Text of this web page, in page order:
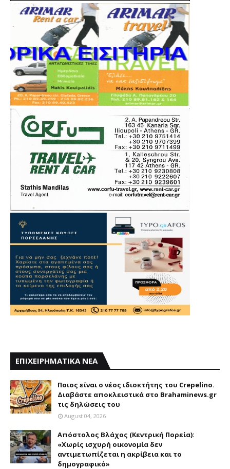
ΕΠΙΧΕΙΡΗΜΑΤΙΚΑ ΝΕΑ
Ποιος είναι ο νέος ιδιοκτήτης του Crepelino.
Διαβάστε αποκλειστικά στο Brahaminews.gr
τις δηλώσεις του
August 04, 2026
Απόστολος Βλάχος (Κεντρική Πορεία):
«Χωρίς ισχυρή οικονομία δεν
αντιμετωπίζεται η ακρίβεια και το
δημογραφικό»